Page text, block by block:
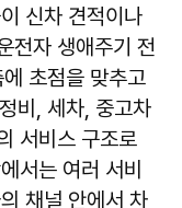
신차 견적이나
전자 생애주기 전
초점을 맞추고
비, 세차, 중고차
서비스 구조로
서는 여러 서비
채널 안에서 차